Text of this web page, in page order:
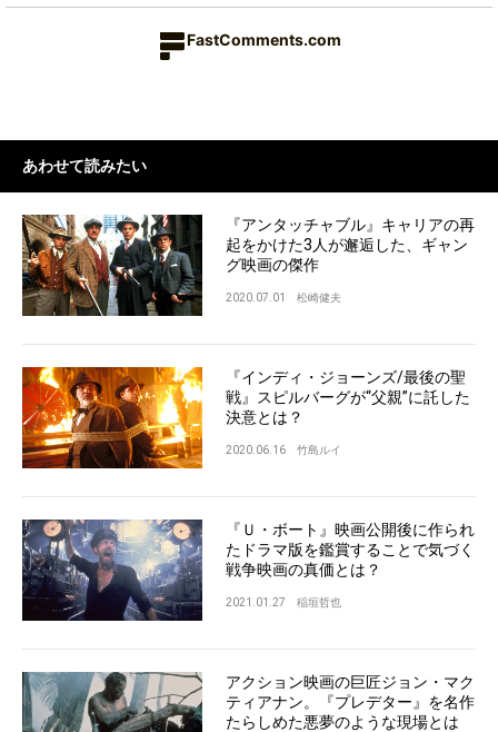
FastComments.com
あわせて読みたい
『アンタッチャブル』キャリアの再
起をかけた3人が邂逅した、ギャン
グ映画の傑作
2020.07.01 松崎健夫
『インディ・ジョーンズ/最後の聖
戦』スピルバーグが“父親”に託した
決意とは？
2020.06.16 竹島ルイ
『Ｕ・ボート』映画公開後に作られ
たドラマ版を鑑賞することで気づく
戦争映画の真価とは？
2021.01.27 稲垣哲也
アクション映画の巨匠ジョン・マク
ティアナン。『プレデター』を名作
たらしめた悪夢のような現場とは